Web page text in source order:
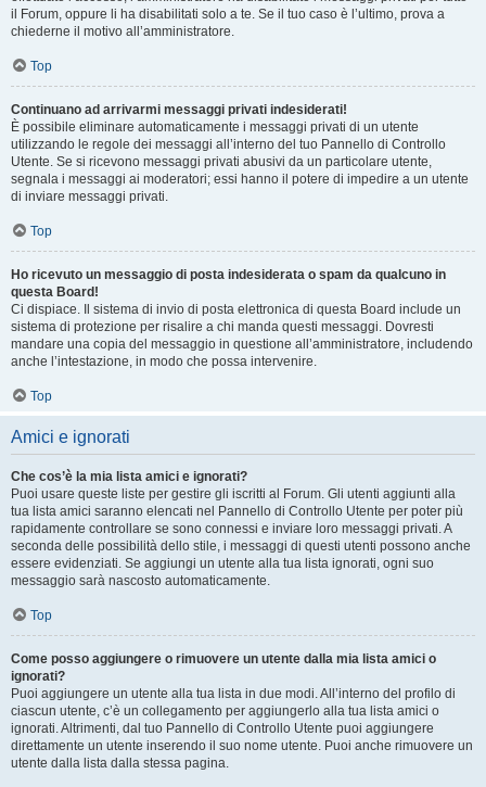
il Forum, oppure li ha disabilitati solo a te. Se il tuo caso è l’ultimo, prova a
chiederne il motivo all’amministratore.
Top
Continuano ad arrivarmi messaggi privati indesiderati!
È possibile eliminare automaticamente i messaggi privati ​​di un utente
utilizzando le regole dei messaggi all’interno del tuo Pannello di Controllo
Utente. Se si ricevono messaggi privati ​​abusivi da un particolare utente,
segnala i messaggi ai moderatori; essi hanno il potere di impedire a un utente
di inviare messaggi privati​​.
Top
Ho ricevuto un messaggio di posta indesiderata o spam da qualcuno in
questa Board!
Ci dispiace. Il sistema di invio di posta elettronica di questa Board include un
sistema di protezione per risalire a chi manda questi messaggi. Dovresti
mandare una copia del messaggio in questione all’amministratore, includendo
anche l’intestazione, in modo che possa intervenire.
Top
Amici e ignorati
Che cos’è la mia lista amici e ignorati?
Puoi usare queste liste per gestire gli iscritti al Forum. Gli utenti aggiunti alla
tua lista amici saranno elencati nel Pannello di Controllo Utente per poter più
rapidamente controllare se sono connessi e inviare loro messaggi privati. A
seconda delle possibilità dello stile, i messaggi di questi utenti possono anche
essere evidenziati. Se aggiungi un utente alla tua lista ignorati, ogni suo
messaggio sarà nascosto automaticamente.
Top
Come posso aggiungere o rimuovere un utente dalla mia lista amici o
ignorati?
Puoi aggiungere un utente alla tua lista in due modi. All’interno del profilo di
ciascun utente, c’è un collegamento per aggiungerlo alla tua lista amici o
ignorati. Altrimenti, dal tuo Pannello di Controllo Utente puoi aggiungere
direttamente un utente inserendo il suo nome utente. Puoi anche rimuovere un
utente dalla lista dalla stessa pagina.